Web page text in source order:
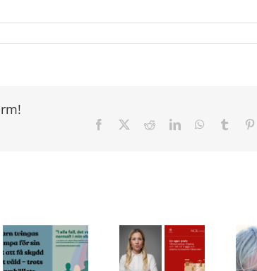
Facebook RedditLinkedInWhatsApp
Tumblr
Våldsutsattas
rätt till en
Färre barn
i skyddat